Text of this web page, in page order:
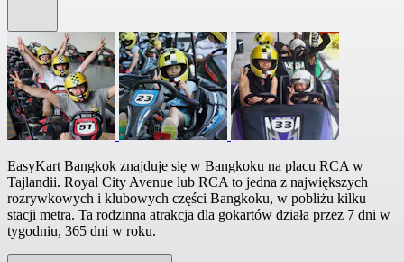
EasyKart Bangkok znajduje się w Bangkoku na placu RCA w
Tajlandii. Royal City Avenue lub RCA to jedna z największych
rozrywkowych i klubowych części Bangkoku, w pobliżu kilku
stacji metra. Ta rodzinna atrakcja dla gokartów działa przez 7 dni w
tygodniu, 365 dni w roku.